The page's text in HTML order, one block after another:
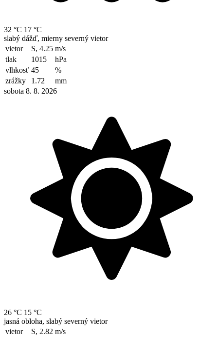
32 °C 17 °C
slabý dážď, mierny severný vietor
vietor
S, 4.25 m/s
tlak
1015
hPa
vlhkosť 45
%
zrážky
1.72
mm
sobota 8. 8. 2026
26 °C 15 °C
jasná obloha, slabý severný vietor
vietor
S, 2.82 m/s